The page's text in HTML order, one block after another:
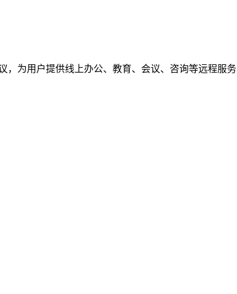
，为用户提供线上办公、教育、会议、咨询等远程服务